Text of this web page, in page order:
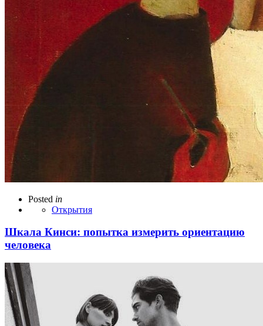
Posted in
Открытия
Шкала Кинси: попытка измерить ориентацию
человека